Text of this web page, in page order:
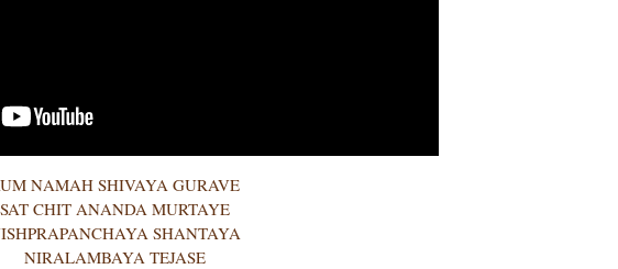
NAMAH SHIVAYA GURAVE
SAT CHIT ANANDA MURTAYE
SHANTAYA
NIRALAMBAYA TEJASE